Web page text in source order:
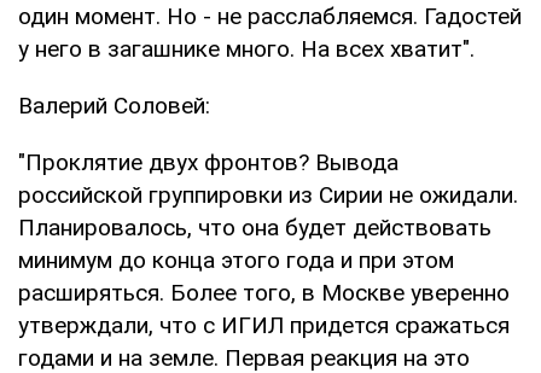
один момент. Но - не расслабляемся. Гадостей
у него в загашнике много. На всех хватит".
Валерий Соловей:
"Проклятие двух фронтов? Вывода
российской группировки из Сирии не ожидали.
Планировалось, что она будет действовать
минимум до конца этого года и при этом
расширяться. Более того, в Москве уверенно
утверждали, что с ИГИЛ придется сражаться
годами и на земле. Первая реакция на это